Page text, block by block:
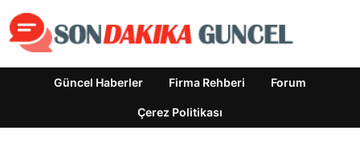
Güncel Haberler Firma Rehberi Forum
Çerez Politikası